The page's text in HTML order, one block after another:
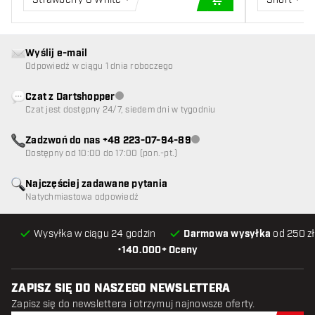
DODAJ DO
•140.000+ Oceny
Wysyłka w ciągu 24 godzin Darmowa wysyłka od 250
Najczęściej zadawane pytania
Natychmiastowa odpowiedź
Wyślij e-mail
Odpowiedź w ciągu 1 dnia roboczego
Czat z DartshopperObsługa klienta niedostępna
Czat jest dostępny 24/7, siedem dni w tygodniu
Zadzwoń do nas +48 223-07-94-89Obsługa klienta niedostępna
Dostępny od 10:00 do 17:00 (pon.-pt.)
ZAPISZ SIĘ DO NASZEGO NEWSLETTERA
Zapisz się do newslettera i otrzymuj najnowsze oferty.